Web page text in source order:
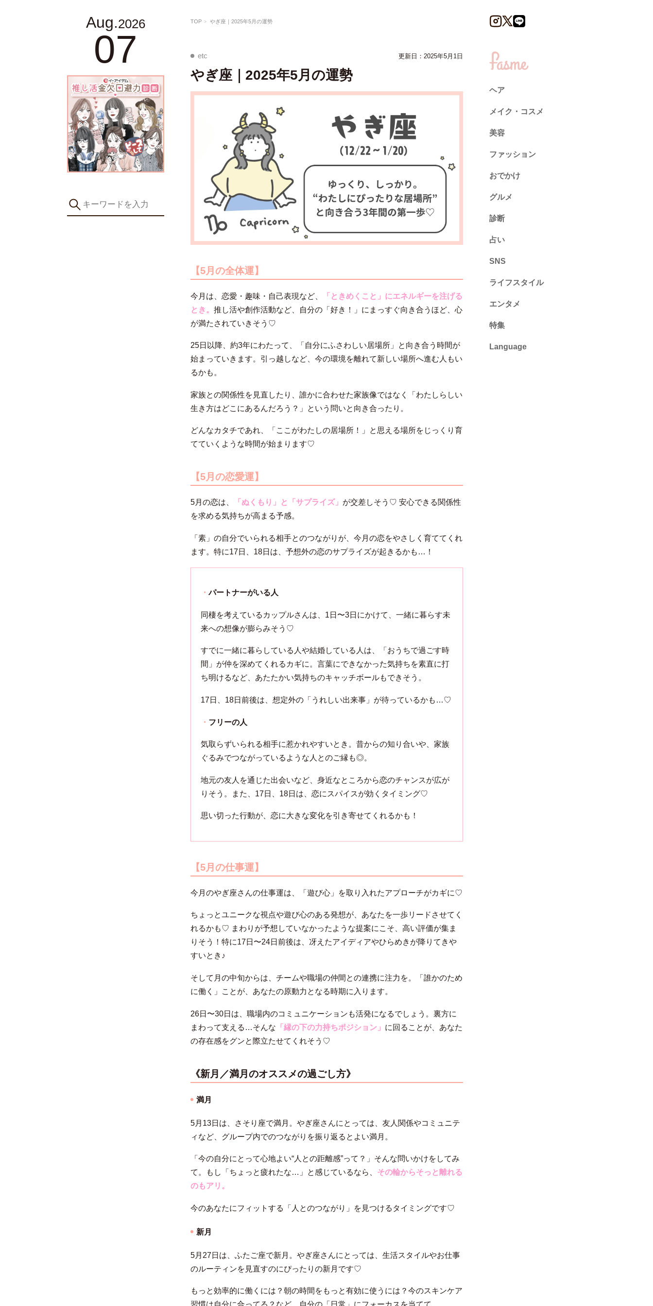
Aug.2026
07
TOP やぎ座｜2025年5月の運勢
etc 更新日：2025年5月1日
やぎ座｜2025年5月の運勢
【5月の全体運】
今月は、恋愛・趣味・自己表現など、
「ときめくこと」にエネルギーを注げる
とき。 推し活や創作活動など、自分の「好き！」にまっすぐ向き合うほど、心
が満たされていきそう♡
25日以降、約3年にわたって、「自分にふさわしい居場所」と向き合う時間が
始まっていきます。引っ越しなど、今の環境を離れて新しい場所へ進む人もい
るかも。
家族との関係性を見直したり、誰かに合わせた家族像ではなく「わたしらしい
生き方はどこにあるんだろう？」という問いと向き合ったり。
どんなカタチであれ、「ここがわたしの居場所！」と思える場所をじっくり育
てていくような時間が始まります♡
【5月の恋愛運】
5月の恋は、 「ぬくもり」と「サプライズ」 が交差しそう♡ 安心できる関係性
を求める気持ちが高まる予感。
「素」の自分でいられる相手とのつながりが、今月の恋をやさしく育ててくれ
ます。特に17日、18日は、予想外の恋のサプライズが起きるかも…！
・パートナーがいる人
同棲を考えているカップルさんは、1日〜3日にかけて、一緒に暮らす未
来への想像が膨らみそう♡
すでに一緒に暮らしている人や結婚している人は、「おうちで過ごす時
間」が仲を深めてくれるカギに。言葉にできなかった気持ちを素直に打
ち明けるなど、あたたかい気持ちのキャッチボールもできそう。
17日、18日前後は、想定外の「うれしい出来事」が待っているかも…♡
・ フリーの人
気取らずいられる相手に惹かれやすいとき。昔からの知り合いや、家族
ぐるみでつながっているような人とのご縁も◎。
地元の友人を通じた出会いなど、身近なところから恋のチャンスが広が
りそう。また、17日、18日は、恋にスパイスが効くタイミング♡
思い切った行動が、恋に大きな変化を引き寄せてくれるかも！
【5月の仕事運】
今月のやぎ座さんの仕事運は、「遊び心」を取り入れたアプローチがカギに♡
ちょっとユニークな視点や遊び心のある発想が、あなたを一歩リードさせてく
れるかも♡ まわりが予想していなかったような提案にこそ、高い評価が集ま
りそう！特に17日〜24日前後は、冴えたアイディアやひらめきが降りてきや
すいとき♪
そして月の中旬からは、チームや職場の仲間との連携に注力を。「誰かのため
に働く」ことが、あなたの原動力となる時期に入ります。
26日〜30日は、職場内のコミュニケーションも活発になるでしょう。裏方に
まわって支える…そんな 「縁の下の力持ちポジション」 に回ることが、あなた
の存在感をグンと際立たせてくれそう♡
《新月／満月のオススメの過ごし方》
満月
5月13日は、さそり座で満月。やぎ座さんにとっては、友人関係やコミュニテ
ィなど、グループ内でのつながりを振り返るとよい満月。
「今の自分にとって心地よい“人との距離感”って？」そんな問いかけをしてみ
て。もし「ちょっと疲れたな…」と感じているなら、 その輪からそっと離れる
のもアリ。
今のあなたにフィットする「人とのつながり」を見つけるタイミングです♡
新月
5月27日は、ふたご座で新月。やぎ座さんにとっては、生活スタイルやお仕事
のルーティンを見直すのにぴったりの新月です♡
もっと効率的に働くには？朝の時間をもっと有効に使うには？今のスキンケア
ヘア
メイク・コスメ
美容
ファッション
トレンド
ネイル
おでかけ
グルメ
診断
診断
占い
心理テスト
SNS
ライフスタイル
推し活
カルチャー・暮らし
エンタメ
特集
Language